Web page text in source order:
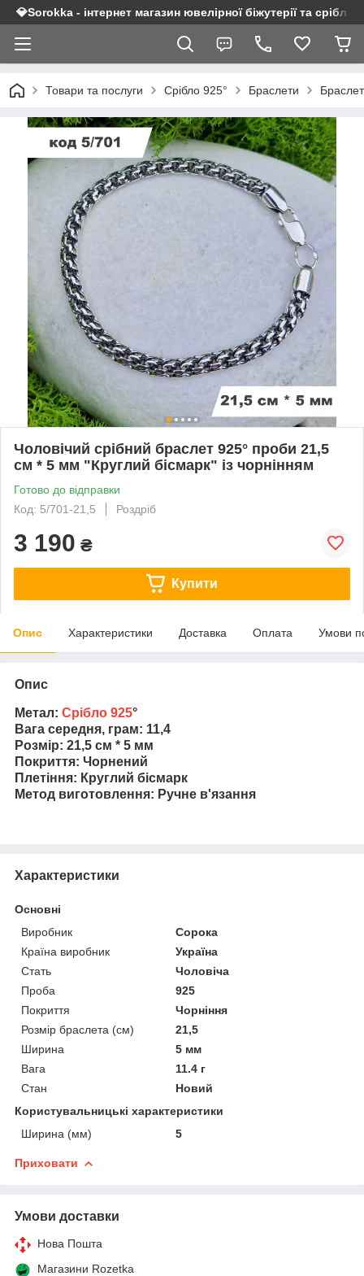
💎Sorokka - інтернет магазин ювелірної біжутерії та срібла
Товари та послуги Срібло 925° Браслети
Чоловічий срібний браслет 925° проби 21,5
см * 5 мм "Круглий бісмарк" із чорнінням
Готово до відправки
Код: 5/701-21,5
Роздріб
3 190 ₴
Купити
Опис Характеристики Доставка Оплата Умови
Опис
Метал: Срібло 925°
Вага середня, грам: 11,4
Розмір: 21,5 см * 5 мм
Покриття: Чорнений
Плетіння: Круглий бісмарк
Метод виготовлення: Ручне в'язання
Характеристики
Основні
Виробник
Сорока
Країна виробник
Україна
Стать
Чоловіча
Проба
925
Покриття
Чорніння
Розмір браслета (см)
21,5
Ширина
5 мм
Вага
11.4 г
Стан
Новий
Користувальницькі характеристики
Ширина (мм)
5
Приховати
Умови доставки
Нова Пошта
Магазини Rozetka